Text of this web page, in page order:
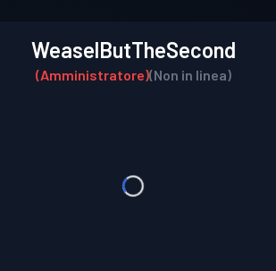
WeaselButTheSecond
(Amministratore)(Non in linea)